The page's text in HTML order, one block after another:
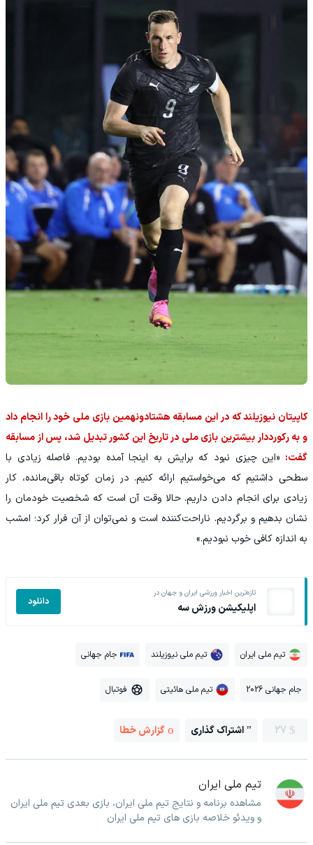
کاپیتان نیوزیلند که در این مسابقه هشتادونهمین بازی ملی خود را انجام داد
و به رکورددار بیشترین بازی ملی در تاریخ این کشور تبدیل شد، پس از مسابقه
گفت: «این چیزی نبود که برایش به اینجا آمده بودیم. فاصله زیادی با
سطحی داشتیم که می‌خواستیم ارائه کنیم. در زمان کوتاه باقی‌مانده، کار
زیادی برای انجام دادن داریم. حالا وقت آن است که شخصیت خودمان را
نشان بدهیم و برگردیم. ناراحت‌کننده است و نمی‌توان از آن فرار کرد؛ امشب
به اندازه کافی خوب نبودیم.»
تازه‌ترین اخبار ورزشی ایران و جهان در
اپلیکیشن ورزش سه دانلود
تیم ملی ایران تیم ملی نیوزیلند جام جهانی
جام جهانی 2026 تیم ملی هائیتی فوتبال
27 اشتراک گذاری گزارش خطا
تیم ملی ایران
مشاهده برنامه و نتایج تیم ملی ایران، بازی بعدی تیم ملی ایران
و ویدئو خلاصه بازی های تیم ملی ایران